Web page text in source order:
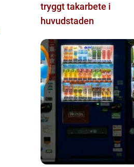
tryggt takarbete i
huvudstaden